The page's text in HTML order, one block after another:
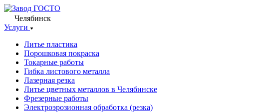
Челябинск
Услуги
Литье пластика
Порошковая покраска
Токарные работы
Гибка листового металла
Лазерная резка
Литье цветных металлов в Челябинске
Фрезерные работы
Электроэрозионная обработка (резка)